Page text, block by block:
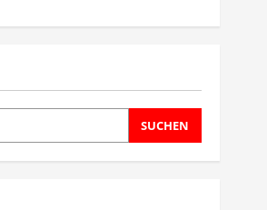
SUCHEN